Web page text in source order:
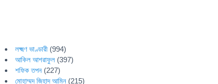
লক্ষ্মণ ভাণ্ডারী (994)
আকিল আশরাফুল (397)
শফিক তপন (227)
মোহাম্মদ জিহাদ আমিন (215)